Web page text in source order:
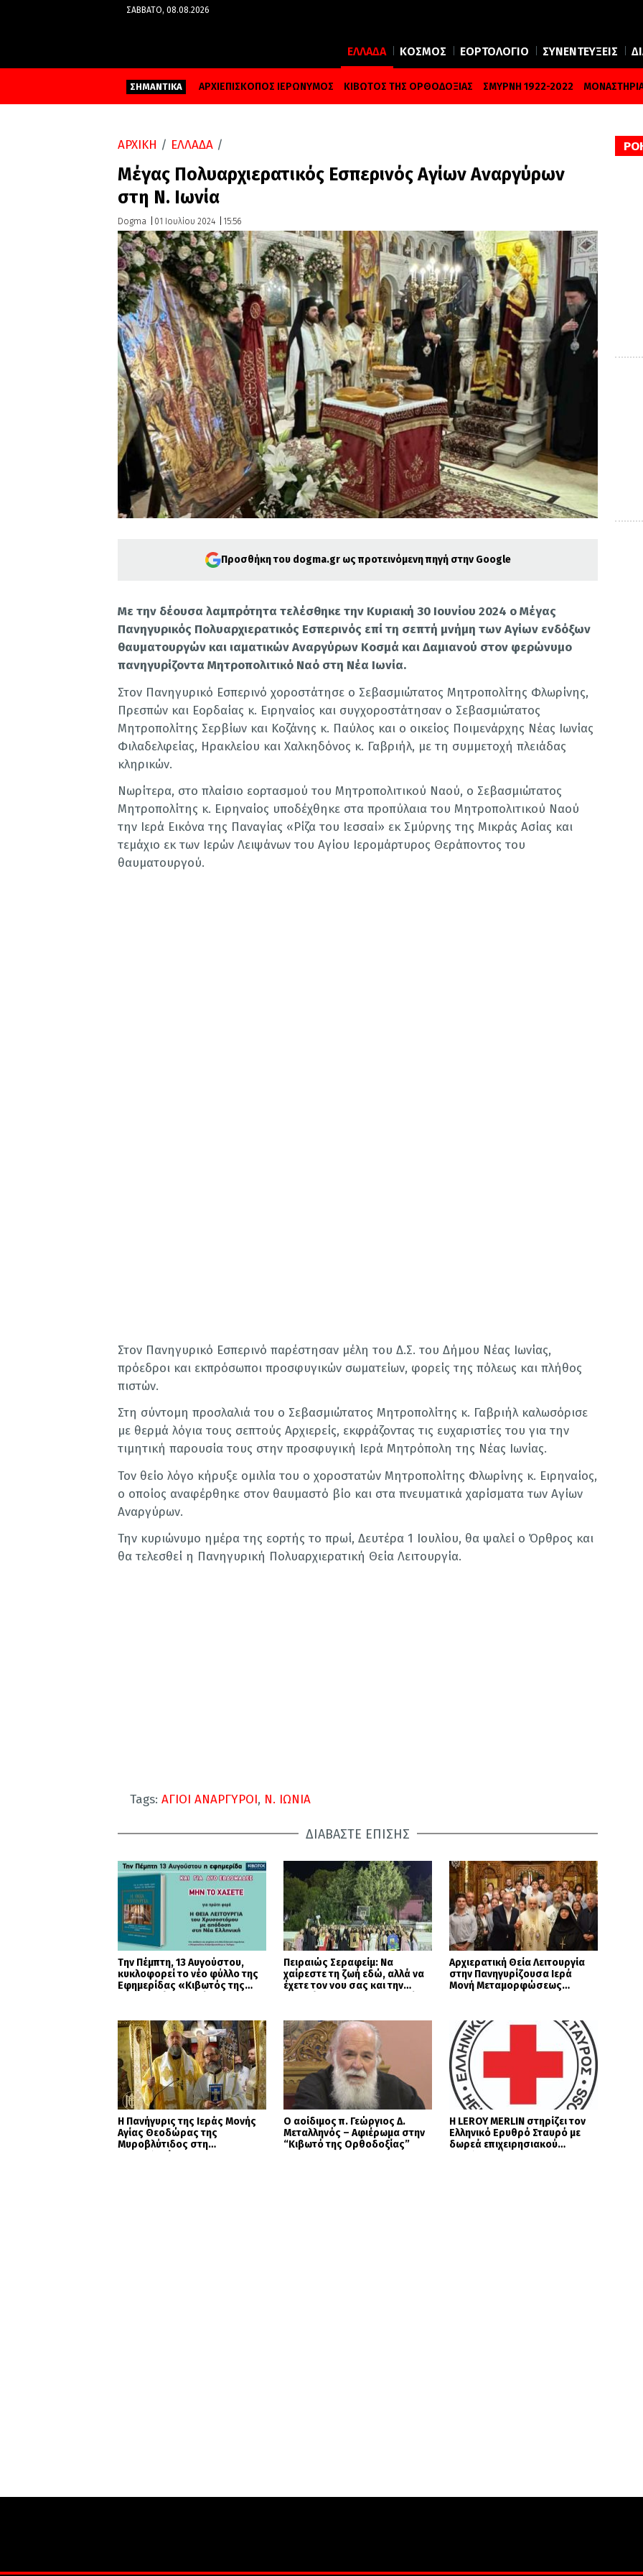
ΣΆΒΒΑΤΟ, 08.08.2026
ΕΛΛΑΔΑ ΚΟΣΜΟΣ ΕΟΡΤΟΛΟΓΙΟ ΣΥΝΕΝΤΕΥΞΕΙΣ
ΣΗΜΑΝΤΙΚΑ ΑΡΧΙΕΠΙΣΚΟΠΟΣ ΙΕΡΩΝΥΜΟΣ ΚΙΒΩΤΟΣ ΤΗΣ ΟΡΘΟΔΟΞΙΑΣ ΣΜΥΡΝΗ 1922-2022
ΑΡΧΙΚΗ / ΕΛΛΑΔΑ /
Μέγας Πολυαρχιερατικός Εσπερινός Αγίων Αναργύρων
στη Ν. Ιωνία
Dogma 01 Ιουλίου 2024 15:56
Προσθήκη του dogma.gr ως προτεινόμενη πηγή στην Google
Με την δέουσα λαμπρότητα τελέσθηκε την Κυριακή 30 Ιουνίου 2024 ο Μέγας
Πανηγυρικός Πολυαρχιερατικός Εσπερινός επί τη σεπτή μνήμη των Αγίων ενδόξων
θαυματουργών και ιαματικών Αναργύρων Κοσμά και Δαμιανού στον φερώνυμο
πανηγυρίζοντα Μητροπολιτικό Ναό στη Νέα Ιωνία.
Στον Πανηγυρικό Εσπερινό χοροστάτησε ο Σεβασμιώτατος Μητροπολίτης Φλωρίνης,
Πρεσπών και Εορδαίας κ. Ειρηναίος και συγχοροστάτησαν ο Σεβασμιώτατος
Μητροπολίτης Σερβίων και Κοζάνης κ. Παύλος και ο οικείος Ποιμενάρχης Νέας Ιωνίας
Φιλαδελφείας, Ηρακλείου και Χαλκηδόνος κ. Γαβριήλ, με τη συμμετοχή πλειάδας
κληρικών.
Νωρίτερα, στο πλαίσιο εορτασμού του Μητροπολιτικού Ναού, ο Σεβασμιώτατος
Μητροπολίτης κ. Ειρηναίος υποδέχθηκε στα προπύλαια του Μητροπολιτικού Ναού
την Ιερά Εικόνα της Παναγίας «Ρίζα του Ιεσσαί» εκ Σμύρνης της Μικράς Ασίας και
τεμάχιο εκ των Ιερών Λειψάνων του Αγίου Ιερομάρτυρος Θεράποντος του
θαυματουργού.
Στον Πανηγυρικό Εσπερινό παρέστησαν μέλη του Δ.Σ. του Δήμου Νέας Ιωνίας,
πρόεδροι και εκπρόσωποι προσφυγικών σωματείων, φορείς της πόλεως και πλήθος
πιστών.
Στη σύντομη προσλαλιά του ο Σεβασμιώτατος Μητροπολίτης κ. Γαβριήλ καλωσόρισε
με θερμά λόγια τους σεπτούς Αρχιερείς, εκφράζοντας τις ευχαριστίες του για την
τιμητική παρουσία τους στην προσφυγική Ιερά Μητρόπολη της Νέας Ιωνίας.
Τον θείο λόγο κήρυξε ομιλία του ο χοροστατών Μητροπολίτης Φλωρίνης κ. Ειρηναίος,
ο οποίος αναφέρθηκε στον θαυμαστό βίο και στα πνευματικά χαρίσματα των Αγίων
Αναργύρων.
Την κυριώνυμο ημέρα της εορτής το πρωί, Δευτέρα 1 Ιουλίου, θα ψαλεί ο Όρθρος και
θα τελεσθεί η Πανηγυρική Πολυαρχιερατική Θεία Λειτουργία.
Tags: ΑΓΙΟΙ ΑΝΑΡΓΥΡΟΙ, Ν. ΙΩΝΙΑ
ΔΙΑΒΑΣΤΕ ΕΠΙΣΗΣ
Την Πέμπτη, 13 Αυγούστου,
κυκλοφορεί το νέο φύλλο της
Εφημερίδας «Κιβωτός της
Πειραιώς Σεραφείμ: Να
χαίρεστε τη ζωή εδώ, αλλά να
έχετε τον νου σας και την
Αρχιερατική Θεία Λειτουργία
στην Πανηγυρίζουσα Ιερά
Μονή Μεταμορφώσεως
Η Πανήγυρις της Ιεράς Μονής
Αγίας Θεοδώρας της
Μυροβλύτιδος στη
Ο αοίδιμος π. Γεώργιος Δ.
Μεταλληνός – Αφιέρωμα στην
“Κιβωτό της Ορθοδοξίας”
Η LEROY MERLIN στηρίζει τον
Ελληνικό Ερυθρό Σταυρό με
δωρεά επιχειρησιακού